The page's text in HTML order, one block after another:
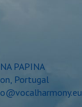
PAPINA
Portugal